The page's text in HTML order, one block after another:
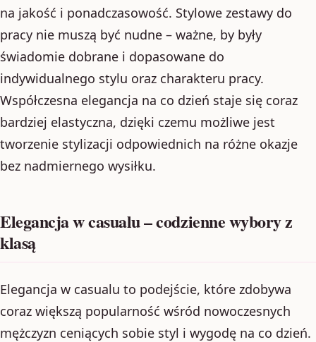
na jakość i ponadczasowość. Stylowe zestawy do
pracy nie muszą być nudne – ważne, by były
świadomie dobrane i dopasowane do
indywidualnego stylu oraz charakteru pracy.
Współczesna elegancja na co dzień staje się coraz
bardziej elastyczna, dzięki czemu możliwe jest
tworzenie stylizacji odpowiednich na różne okazje
bez nadmiernego wysiłku.
Elegancja w casualu – codzienne wybory z
klasą
Elegancja w casualu to podejście, które zdobywa
coraz większą popularność wśród nowoczesnych
mężczyzn ceniących sobie styl i wygodę na co dzień.